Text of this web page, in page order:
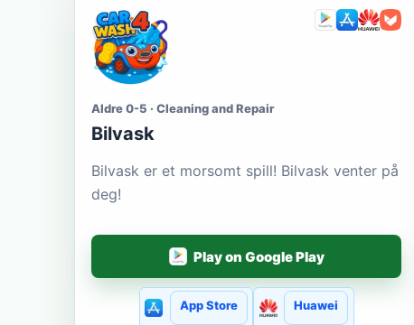
Aldre 0-5 · Cleaning and Repair
Bilvask
Bilvask er et morsomt spill! Bilvask venter på
deg!
Play on Google Play
App Store Huawei